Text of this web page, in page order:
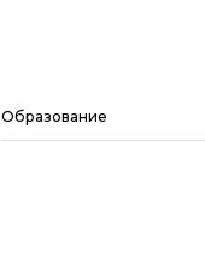
Образование